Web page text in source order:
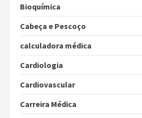
Bioquímica
Cabeça e Pescoço
calculadora médica
Cardiologia
Cardiovascular
Carreira Médica